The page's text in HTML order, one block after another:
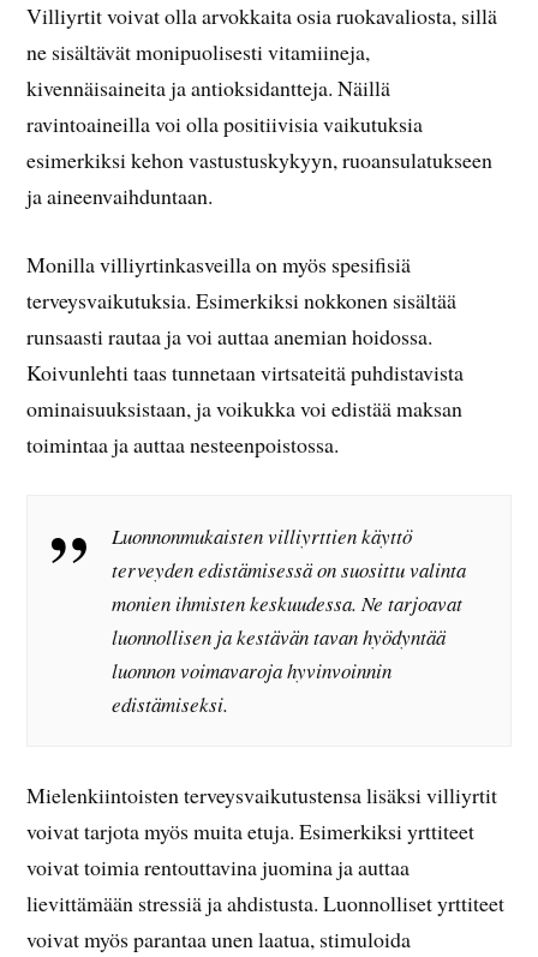
Villiyrtit voivat olla arvokkaita osia ruokavaliosta, sillä
ne sisältävät monipuolisesti vitamiineja,
kivennäisaineita ja antioksidantteja. Näillä
ravintoaineilla voi olla positiivisia vaikutuksia
esimerkiksi kehon vastustuskykyyn, ruoansulatukseen
ja aineenvaihduntaan.
Monilla villiyrtinkasveilla on myös spesifisiä
terveysvaikutuksia. Esimerkiksi nokkonen sisältää
runsaasti rautaa ja voi auttaa anemian hoidossa.
Koivunlehti taas tunnetaan virtsateitä puhdistavista
ominaisuuksistaan, ja voikukka voi edistää maksan
toimintaa ja auttaa nesteenpoistossa.
Luonnonmukaisten villiyrttien käyttö
terveyden edistämisessä on suosittu valinta
monien ihmisten keskuudessa. Ne tarjoavat
luonnollisen ja kestävän tavan hyödyntää
luonnon voimavaroja hyvinvoinnin
edistämiseksi.
Mielenkiintoisten terveysvaikutustensa lisäksi villiyrtit
voivat tarjota myös muita etuja. Esimerkiksi yrttiteet
voivat toimia rentouttavina juomina ja auttaa
lievittämään stressiä ja ahdistusta. Luonnolliset yrttiteet
voivat myös parantaa unen laatua, stimuloida